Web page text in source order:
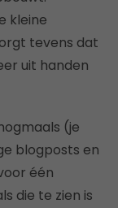
kleine
tevens dat
uit handen
(je
blogposts en
één
die te zien is